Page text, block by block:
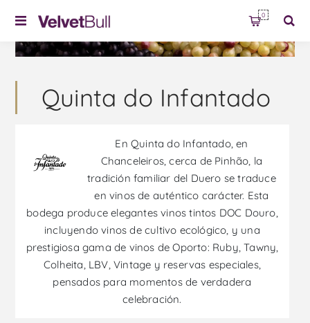
0
Quinta do Infantado
En Quinta do Infantado, en
Chanceleiros, cerca de Pinhão, la
tradición familiar del Duero se traduce
en vinos de auténtico carácter. Esta
bodega produce elegantes vinos tintos DOC Douro,
incluyendo vinos de cultivo ecológico, y una
prestigiosa gama de vinos de Oporto: Ruby, Tawny,
Colheita, LBV, Vintage y reservas especiales,
pensados para momentos de verdadera
celebración.